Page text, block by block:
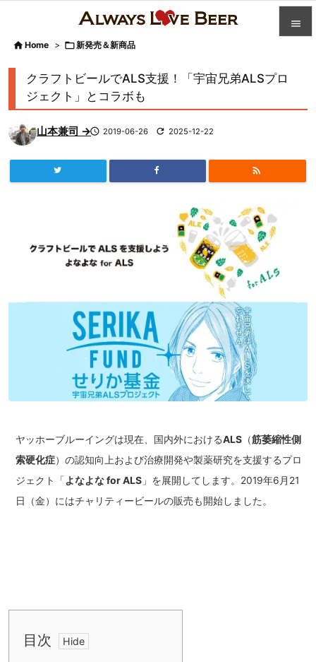


 Home > 新発売＆新商品
クラフトビールでALS支援！「宇宙兄弟ALSプロ
ジェクト」とコラボも
山本兼司 → 2019-06-26  2025-12-22

ヤッホーブルーイングは現在、国内外におけるALS （筋萎縮性側
索硬化症）の認知向上および治療開発や製薬研究を支援するプロ
ジェクト「 よなよな for ALS 」を展開してします。2019年6月21
日（金）にはチャリティービールの販売も開始しました。
目次